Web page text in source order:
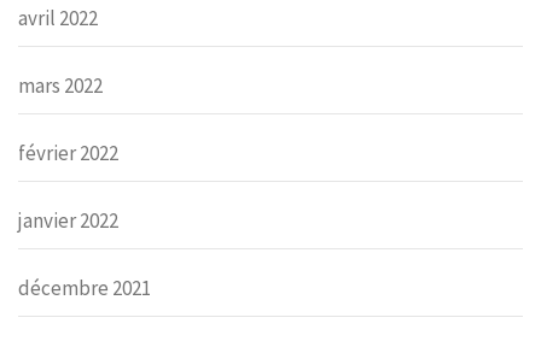
avril 2022
mars 2022
février 2022
janvier 2022
décembre 2021